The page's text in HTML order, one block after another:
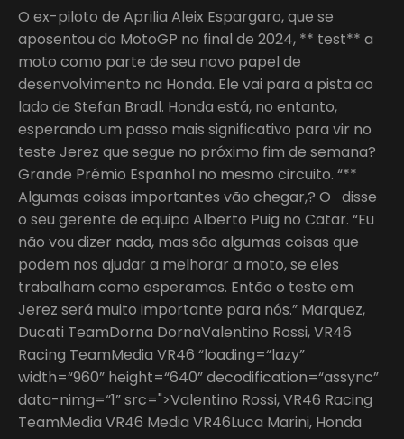
O ex-piloto de Aprilia Aleix Espargaro, que se
aposentou do MotoGP no final de 2024, ** test** a
moto como parte de seu novo papel de
desenvolvimento na Honda. Ele vai para a pista ao
lado de Stefan Bradl. Honda está, no entanto,
esperando um passo mais significativo para vir no
teste Jerez que segue no próximo fim de semana?
Grande Prémio Espanhol no mesmo circuito. “**
Algumas coisas importantes vão chegar,? O disse
o seu gerente de equipa Alberto Puig no Catar. “Eu
não vou dizer nada, mas são algumas coisas que
podem nos ajudar a melhorar a moto, se eles
trabalham como esperamos. Então o teste em
Jerez será muito importante para nós.” Marquez,
Ducati TeamDorna DornaValentino Rossi, VR46
Racing TeamMedia VR46 “loading=“lazy”
width=“960” height=“640” decodification=“assync”
data-nimg=“1” src=">Valentino Rossi, VR46 Racing
TeamMedia VR46 Media VR46Luca Marini, Honda